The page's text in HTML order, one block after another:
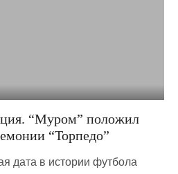
“Муром” положил
“Торпедо”
дата в истории футбола